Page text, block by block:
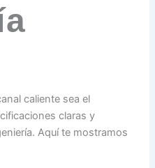
caliente sea el
claras y
Aquí te mostramos